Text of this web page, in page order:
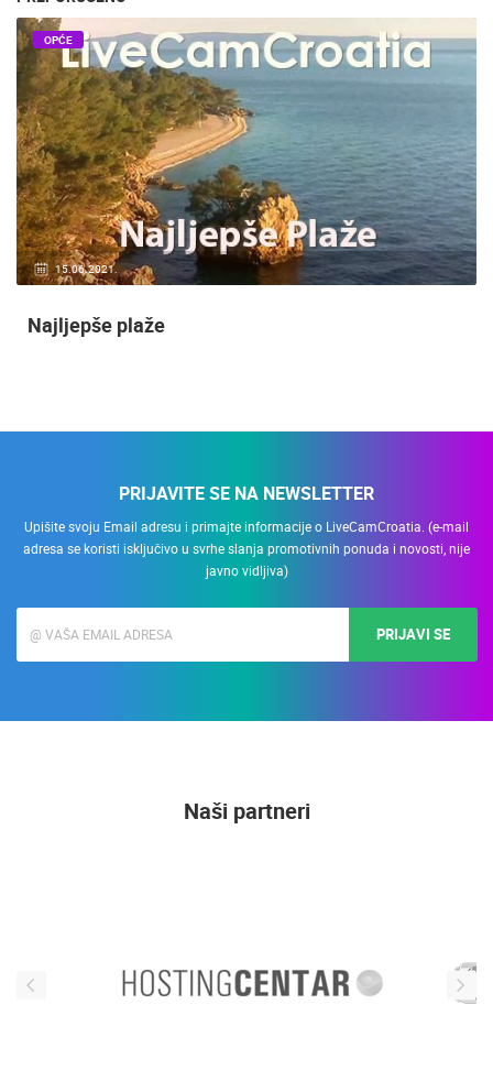
15.06.2021.
OPĆE
Najljepše plaže
PRIJAVITE SE NA NEWSLETTER
Upišite svoju Email adresu i primajte informacije o LiveCamCroatia. (e-mail
adresa se koristi isključivo u svrhe slanja promotivnih ponuda i novosti, nije
javno vidljiva)
PRIJAVI SE
Naši partneri